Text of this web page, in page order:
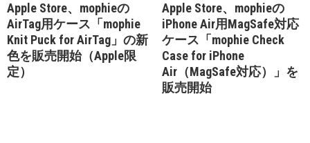
Apple Store、mophieの
AirTag用ケース「mophie
Knit Puck for AirTag」の新
色を販売開始（Apple限
定）
Apple Store、mophieの
iPhone Air用MagSafe対応
ケース「mophie Check
Case for iPhone
Air（MagSafe対応）」を
販売開始